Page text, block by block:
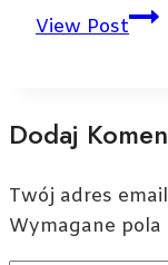
View PostCzym
jako
Dodaj
Twój adres
Wymagane pola